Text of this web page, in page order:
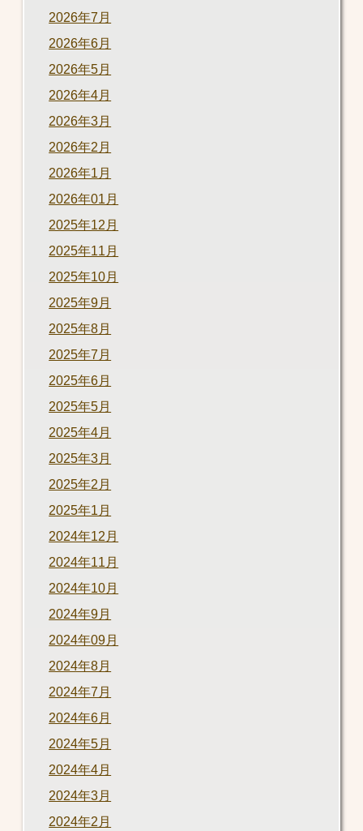
2026年7月
2026年6月
2026年5月
2026年4月
2026年3月
2026年2月
2026年1月
2026年01月
2025年12月
2025年11月
2025年10月
2025年9月
2025年8月
2025年7月
2025年6月
2025年5月
2025年4月
2025年3月
2025年2月
2025年1月
2024年12月
2024年11月
2024年10月
2024年9月
2024年09月
2024年8月
2024年7月
2024年6月
2024年5月
2024年4月
2024年3月
2024年2月